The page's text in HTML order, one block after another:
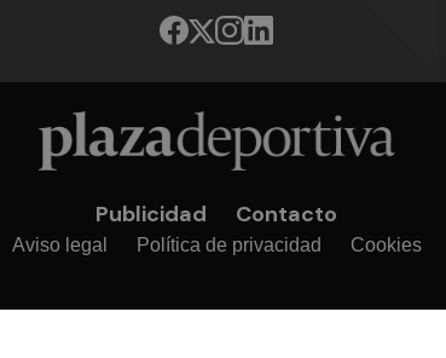
Publicidad Contacto
Aviso legal Política de privacidad Cookies